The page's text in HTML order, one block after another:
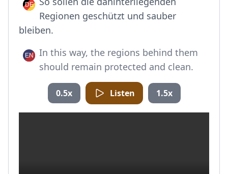
Regionen geschützt und sauber
bleiben.
In this way, the regions behind them
should remain protected and clean.
0.5x Listen 1.5x